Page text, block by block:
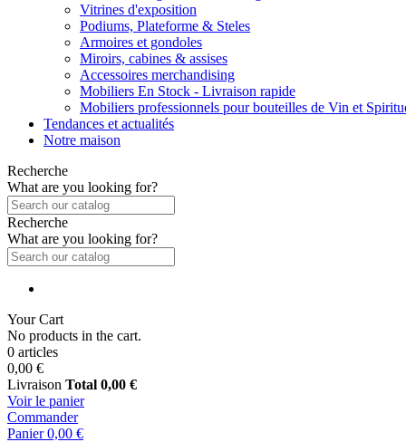
Vitrines d'exposition
Podiums, Plateforme & Steles
Armoires et gondoles
Miroirs, cabines & assises
Accessoires merchandising
Mobiliers En Stock - Livraison rapide
Mobiliers professionnels pour bouteilles de Vin et
Tendances et actualités
Notre maison
Recherche
What are you looking for?
Recherche
What are you looking for?
Your Cart
No products in the cart.
0 articles
0,00 €
Livraison Total 0,00 €
Voir le panier
Commander
Panier 0,00 €